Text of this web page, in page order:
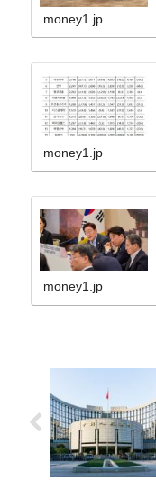
money1.jp
money1.jp
money1.jp